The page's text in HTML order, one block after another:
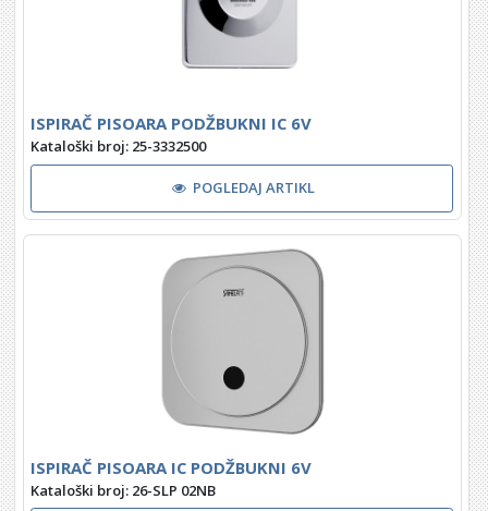
ISPIRAČ PISOARA PODŽBUKNI IC 6V
Kataloški broj: 25-3332500
POGLEDAJ ARTIKL
ISPIRAČ PISOARA IC PODŽBUKNI 6V
Kataloški broj: 26-SLP 02NB